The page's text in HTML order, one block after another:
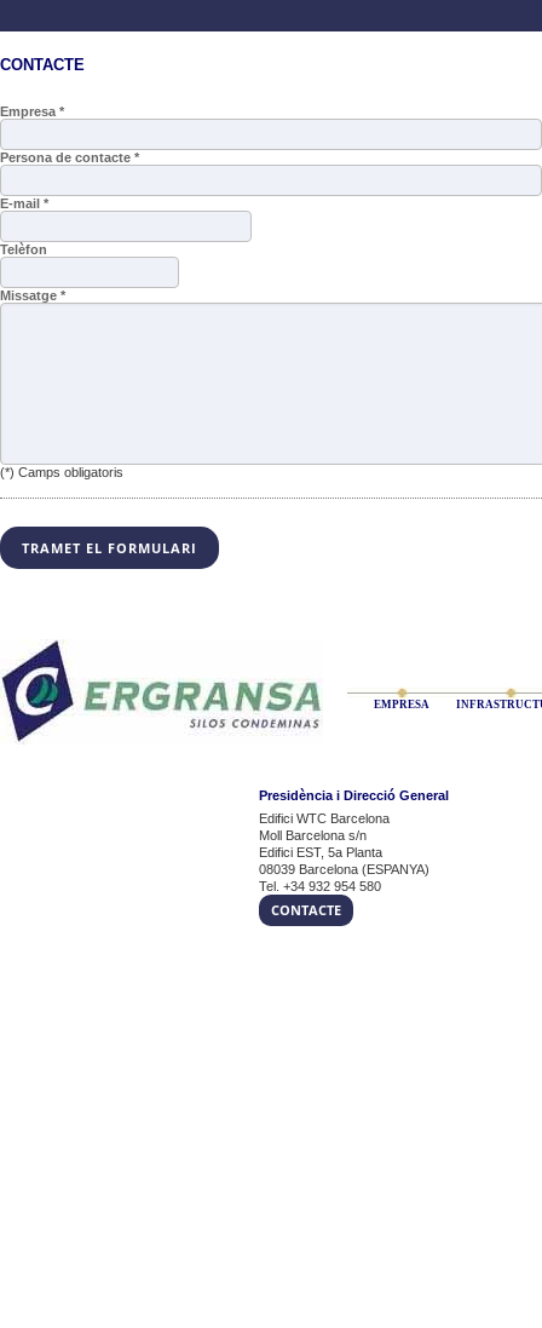
CONTACTE
Empresa *
Persona de contacte *
E-mail *
Telèfon
Missatge *
(*) Camps obligatoris
EMPRESA
Presidència i Direcció General
Edifici WTC Barcelona
Moll Barcelona s/n
Edifici EST, 5a Planta
08039 Barcelona (ESPANYA)
Tel. +34 932 954 580
CONTACTE